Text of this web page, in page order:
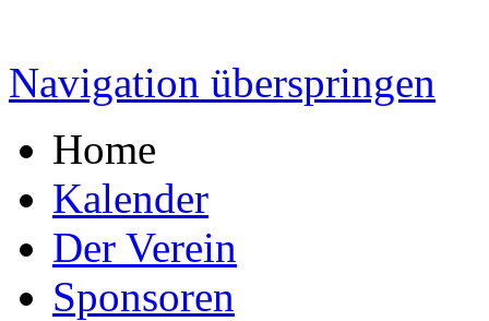
Navigation überspringen
Home
Kalender
Der Verein
Sponsoren